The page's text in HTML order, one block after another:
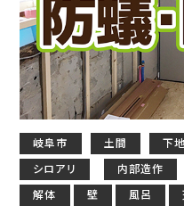
岐阜市 土間 下地
シロアリ
内部造作
解体
壁 風呂